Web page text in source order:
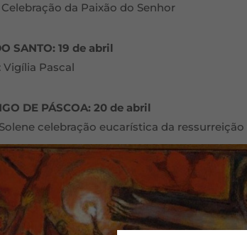
Celebração da Paixão do Senhor
SANTO: 19 de abril
Vigília Pascal
DE PÁSCOA: 20 de abril
Solene celebração eucarística da